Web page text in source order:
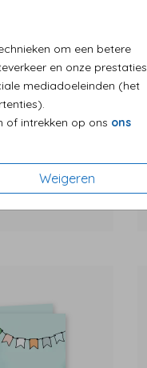
om een betere
en onze prestaties
mediadoeleinden (het
of intrekken op ons ons
Weigeren